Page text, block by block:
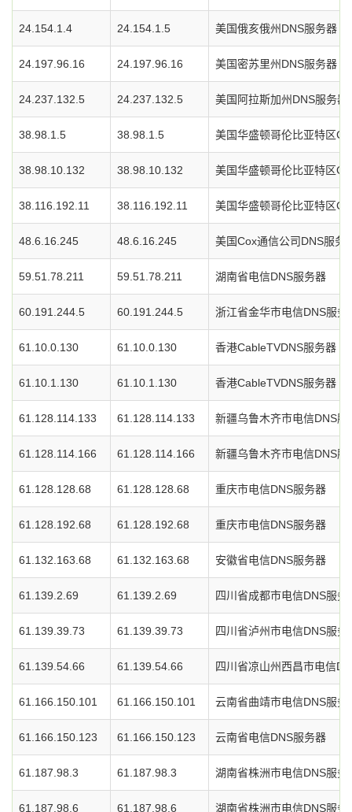
24.154.1.4 24.154.1.5 美国俄亥俄州DNS服务器
24.197.96.16 24.197.96.16 美国密苏里州DNS服务器
24.237.132.5 24.237.132.5 美国阿拉斯加州DNS服务器
38.98.1.5 38.98.1.5 美国华盛顿哥伦比亚特区
38.98.10.132 38.98.10.132 美国华盛顿哥伦比亚特区
38.116.192.11 38.116.192.11 美国华盛顿哥伦比亚特区
48.6.16.245 48.6.16.245 美国Cox通信公司DNS服务
59.51.78.211 59.51.78.211 湖南省电信DNS服务器
60.191.244.5 60.191.244.5 浙江省金华市电信DNS服务
61.10.0.130 61.10.0.130 香港CableTVDNS服务器
61.10.1.130 61.10.1.130 香港CableTVDNS服务器
61.128.114.133 61.128.114.133 新疆乌鲁木齐市电信DNS服
61.128.114.166 61.128.114.166 新疆乌鲁木齐市电信DNS服
61.128.128.68 61.128.128.68 重庆市电信DNS服务器
61.128.192.68 61.128.192.68 重庆市电信DNS服务器
61.132.163.68 61.132.163.68 安徽省电信DNS服务器
61.139.2.69 61.139.2.69 四川省成都市电信DNS服务
61.139.39.73 61.139.39.73 四川省泸州市电信DNS服务
61.139.54.66 61.139.54.66 四川省凉山州西昌市电信
61.166.150.101 61.166.150.101 云南省曲靖市电信DNS服务
61.166.150.123 61.166.150.123 云南省电信DNS服务器
61.187.98.3 61.187.98.3 湖南省株洲市电信DNS服务
61.187.98.6 61.187.98.6 湖南省株洲市电信DNS服务